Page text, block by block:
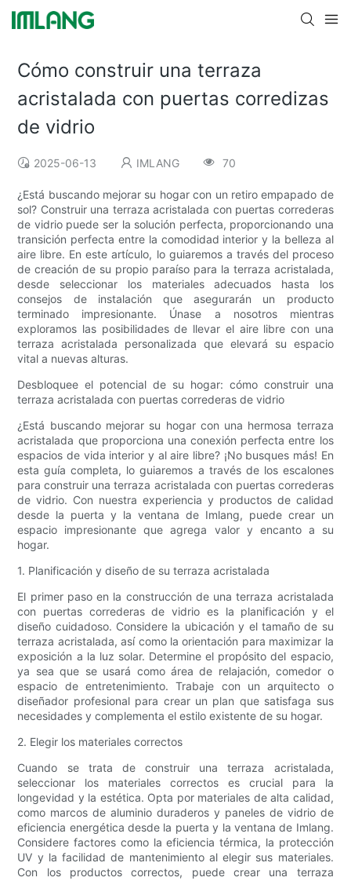
Cómo construir una terraza
acristalada con puertas corredizas
de vidrio
2025-06-13 IMLANG 70
¿Está buscando mejorar su hogar con un retiro empapado de
sol? Construir una terraza acristalada con puertas correderas
de vidrio puede ser la solución perfecta, proporcionando una
transición perfecta entre la comodidad interior y la belleza al
aire libre. En este artículo, lo guiaremos a través del proceso
de creación de su propio paraíso para la terraza acristalada,
desde seleccionar los materiales adecuados hasta los
consejos de instalación que asegurarán un producto
terminado impresionante. Únase a nosotros mientras
exploramos las posibilidades de llevar el aire libre con una
terraza acristalada personalizada que elevará su espacio
vital a nuevas alturas.
Desbloquee el potencial de su hogar: cómo construir una
terraza acristalada con puertas correderas de vidrio
¿Está buscando mejorar su hogar con una hermosa terraza
acristalada que proporciona una conexión perfecta entre los
espacios de vida interior y al aire libre? ¡No busques más! En
esta guía completa, lo guiaremos a través de los escalones
para construir una terraza acristalada con puertas correderas
de vidrio. Con nuestra experiencia y productos de calidad
desde la puerta y la ventana de Imlang, puede crear un
espacio impresionante que agrega valor y encanto a su
hogar.
1. Planificación y diseño de su terraza acristalada
El primer paso en la construcción de una terraza acristalada
con puertas correderas de vidrio es la planificación y el
diseño cuidadoso. Considere la ubicación y el tamaño de su
terraza acristalada, así como la orientación para maximizar la
exposición a la luz solar. Determine el propósito del espacio,
ya sea que se usará como área de relajación, comedor o
espacio de entretenimiento. Trabaje con un arquitecto o
diseñador profesional para crear un plan que satisfaga sus
necesidades y complementa el estilo existente de su hogar.
2. Elegir los materiales correctos
Cuando se trata de construir una terraza acristalada,
seleccionar los materiales correctos es crucial para la
longevidad y la estética. Opta por materiales de alta calidad,
como marcos de aluminio duraderos y paneles de vidrio de
eficiencia energética desde la puerta y la ventana de Imlang.
Considere factores como la eficiencia térmica, la protección
UV y la facilidad de mantenimiento al elegir sus materiales.
Con los productos correctos, puede crear una terraza